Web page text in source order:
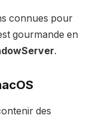
connues pour
gourmande en
.
des